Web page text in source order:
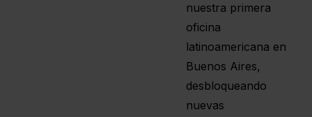
nuestra primera
oficina
latinoamericana en
Buenos Aires,
desbloqueando
nuevas